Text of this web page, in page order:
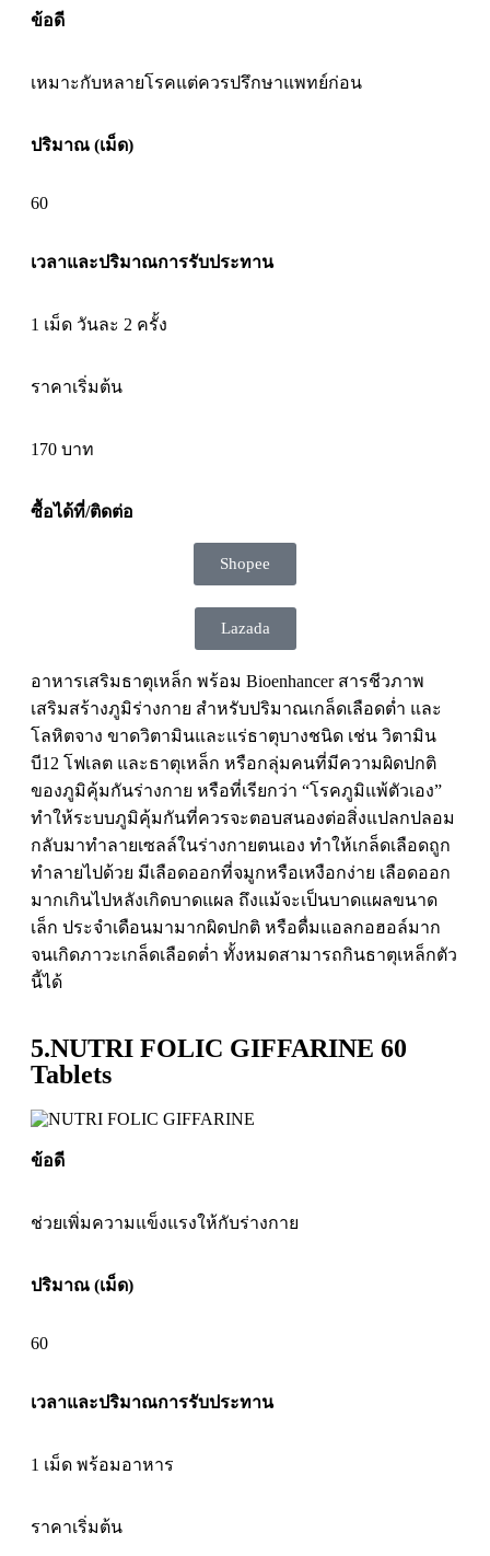
ข้อดี
เหมาะกับหลายโรคแต่ควรปรึกษาแพทย์ก่อน
ปริมาณ (เม็ด)
60
เวลาและปริมาณการรับประทาน
1 เม็ด วันละ 2 ครั้ง
ราคาเริ่มต้น
170 บาท
ซื้อได้ที่/ติดต่อ
Shopee
Lazada
อาหารเสริมธาตุเหล็ก พร้อม Bioenhancer สารชีวภาพ
เสริมสร้างภูมิร่างกาย สำหรับปริมาณเกล็ดเลือดต่ำ และ
โลหิตจาง ขาดวิตามินและแร่ธาตุบางชนิด เช่น วิตามิน
บี12 โฟเลต และธาตุเหล็ก หรือกลุ่มคนที่มีความผิดปกติ
ของภูมิคุ้มกันร่างกาย หรือที่เรียกว่า “โรคภูมิแพ้ตัวเอง”
ทำให้ระบบภูมิคุ้มกันที่ควรจะตอบสนองต่อสิ่งแปลกปลอม
กลับมาทำลายเซลล์ในร่างกายตนเอง ทำให้เกล็ดเลือดถูก
ทำลายไปด้วย มีเลือดออกที่จมูกหรือเหงือกง่าย เลือดออก
มากเกินไปหลังเกิดบาดแผล ถึงแม้จะเป็นบาดแผลขนาด
เล็ก ประจำเดือนมามากผิดปกติ หรือดื่มแอลกอฮอล์มาก
จนเกิดภาวะเกล็ดเลือดต่ำ ทั้งหมดสามารถกินธาตุเหล็กตัว
นี้ได้
5.NUTRI FOLIC GIFFARINE 60
Tablets
ข้อดี
ช่วยเพิ่มความแข็งแรงให้กับร่างกาย
ปริมาณ (เม็ด)
60
เวลาและปริมาณการรับประทาน
1 เม็ด พร้อมอาหาร
ราคาเริ่มต้น